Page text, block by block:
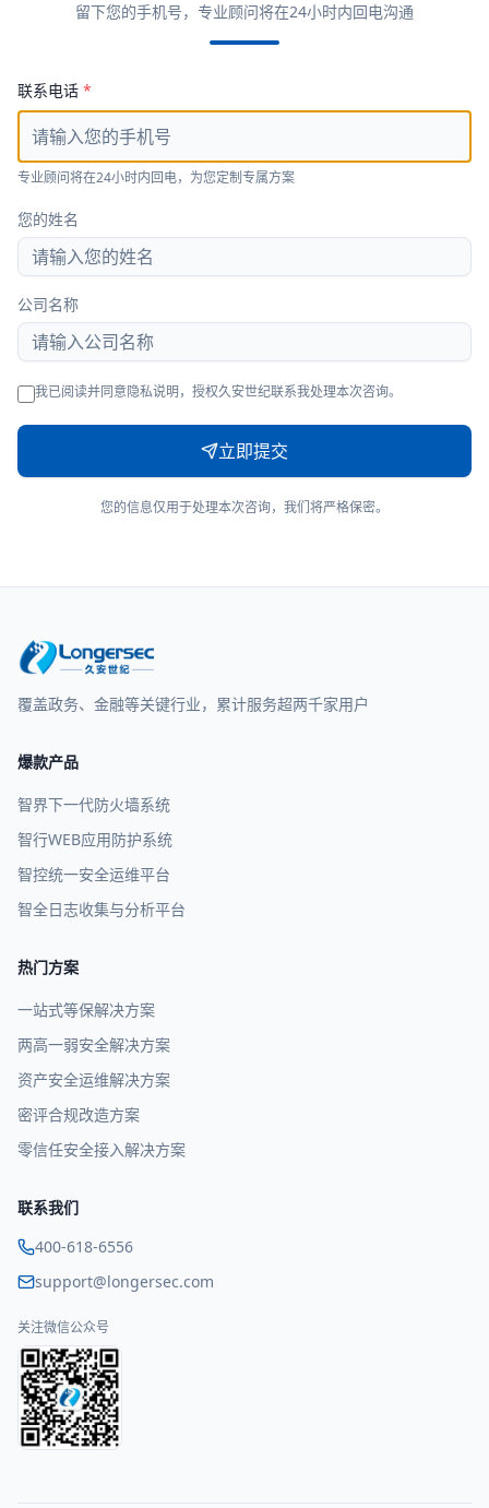
留下您的手机号，专业顾问将在24小时内回电沟通
联系电话 *
专业顾问将在24小时内回电，为您定制专属方案
您的姓名
公司名称
我已阅读并同意隐私说明，授权久安世纪联系我处理本次咨询。
立即提交
您的信息仅用于处理本次咨询，我们将严格保密。
覆盖政务、金融等关键行业，累计服务超两千家用户
爆款产品
智界下一代防火墙系统
智行WEB应用防护系统
智控统一安全运维平台
智全日志收集与分析平台
热门方案
一站式等保解决方案
两高一弱安全解决方案
资产安全运维解决方案
密评合规改造方案
零信任安全接入解决方案
联系我们
400-618-6556
support@longersec.com
关注微信公众号